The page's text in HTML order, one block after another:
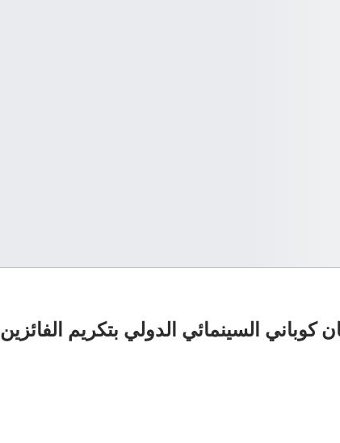
السينمائي الدولي بتكريم الفائزين